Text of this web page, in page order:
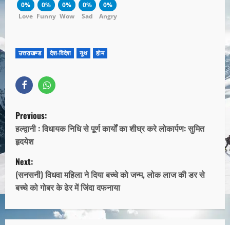
0%
Love
0%
Funny
0%
Wow
0%
Sad
0%
Angry
उत्तराखण्ड देश-विदेश यूथ होम
Previous:
हल्द्वानी : विधायक निधि से पूर्ण कार्यों का शीघ्र करे लोकार्पण: सुमित
हृदयेश
Next:
(सनसनी) विधवा महिला ने दिया बच्चे को जन्म, लोक लाज की डर से
बच्चे को गोबर के ढेर में जिंदा दफनाया